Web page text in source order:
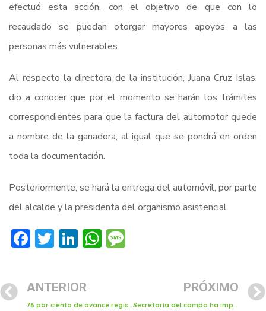
efectuó esta acción, con el objetivo de que con lo
recaudado se puedan otorgar mayores apoyos a las
personas más vulnerables.
Al respecto la directora de la institución, Juana Cruz Islas,
dio a conocer que por el momento se harán los trámites
correspondientes para que la factura del automotor quede
a nombre de la ganadora, al igual que se pondrá en orden
toda la documentación.
Posteriormente, se hará la entrega del automóvil, por parte
del alcalde y la presidenta del organismo asistencial.
Facebook
Twitter
LinkedIn
WhatsApp
ANTERIOR
76 por ciento de avance registra programa de sustitución de luminarias a tecnología led en Tulancingo
PRÓXIMO
Secretaría del campo ha impartido más de una veintena de talleres sin costo a ciudadanos para la transformación de alimentos